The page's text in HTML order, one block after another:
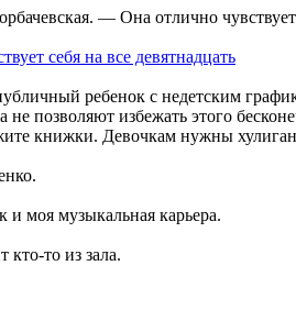
— Она отлично
ребенок с недетским
позволяют избежать этого
книжки. Девочкам нужны
моя музыкальная карьера.
то из зала.